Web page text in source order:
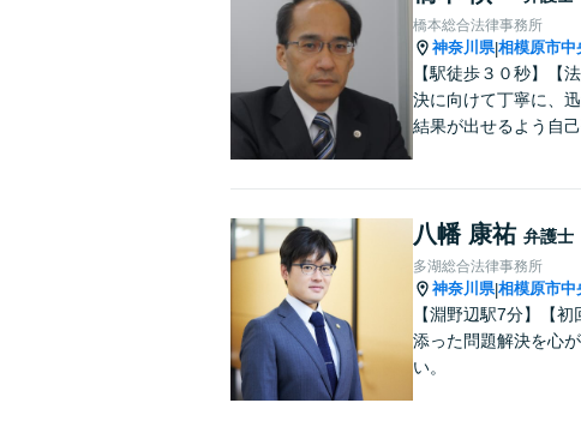
橋本総合法律事務所
神奈川県|相模原市中
【駅徒歩３０秒】【
決に向けて丁寧に、
結果が出せるよう自
八幡 康祐 弁護士
多湖総合法律事務所
神奈川県|相模原市中
【淵野辺駅7分】【
添った問題解決を心
い。